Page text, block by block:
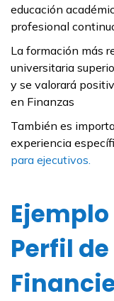
educación
profesional
La formación más
universitaria
y se valorará
en Finanzas
También es
experiencia
para ejecutivos.
Perfil